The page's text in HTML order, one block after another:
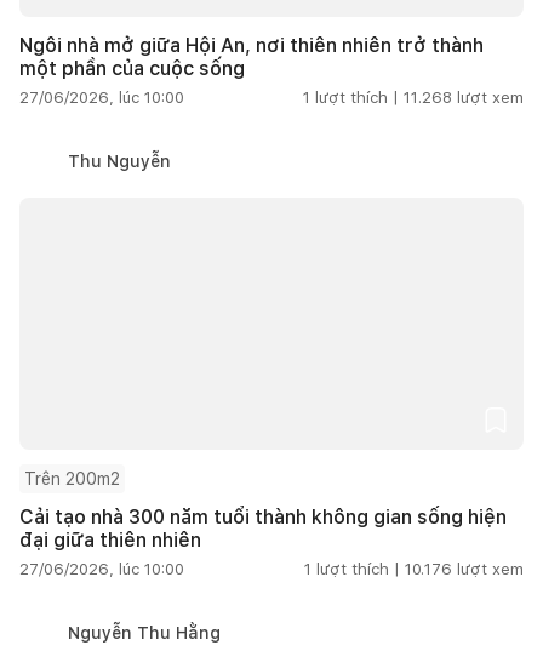
Ngôi nhà mở giữa Hội An, nơi thiên nhiên trở thành
một phần của cuộc sống
27/06/2026, lúc 10:00 1 lượt thích | 11.268 lượt xem
Thu Nguyễn
Trên 200m2
Cải tạo nhà 300 năm tuổi thành không gian sống hiện
đại giữa thiên nhiên
27/06/2026, lúc 10:00 1 lượt thích | 10.176 lượt xem
Nguyễn Thu Hằng